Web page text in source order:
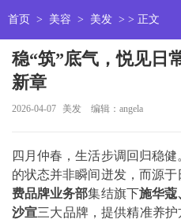
首页 > 美容 > 美发 > > 正文
稳“筑”底气，悦见日
新章
2026-04-07 美发 编辑：angela
四月仲春，生活步调回归稳
的状态并非瞬间迸发，而源于
费品牌业务部集结旗下施华蔻
沙宣三大品牌，提供精准养护